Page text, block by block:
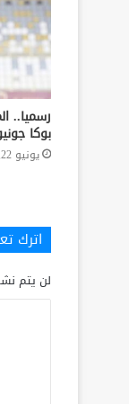
رسميا..
بوكا
يونيو 22, 2026
اترك
لن يتم